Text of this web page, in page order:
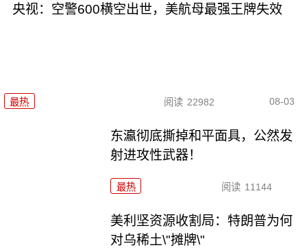
央视：空警600横空出世，美航母最强王牌失效
最热 阅读 22982 08-03
东瀛彻底撕掉和平面具，公然发
射进攻性武器！
最热 阅读 11144
美利坚资源收割局：特朗普为何
对乌稀土\"摊牌\"